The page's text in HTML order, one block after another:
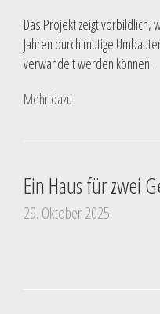
Das Projekt zeigt vorbildlich,
Jahren durch mutige
verwandelt werden können.
Mehr dazu
Ein Haus für zwei
29. Oktober 2025